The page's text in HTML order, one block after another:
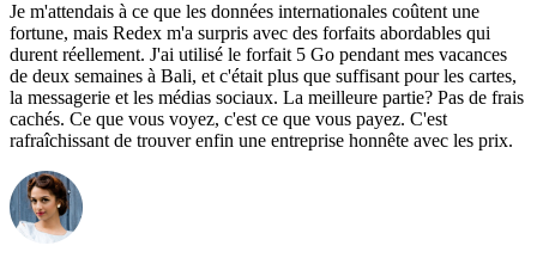
Je m'attendais à ce que les données internationales coûtent une
fortune, mais Redex m'a surpris avec des forfaits abordables qui
durent réellement. J'ai utilisé le forfait 5 Go pendant mes vacances
de deux semaines à Bali, et c'était plus que suffisant pour les cartes,
la messagerie et les médias sociaux. La meilleure partie? Pas de frais
cachés. Ce que vous voyez, c'est ce que vous payez. C'est
rafraîchissant de trouver enfin une entreprise honnête avec les prix.